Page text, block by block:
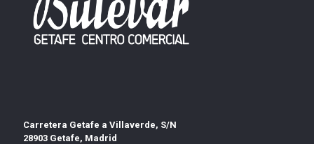
Carretera Getafe a Villaverde, S/N
28903 Getafe, Madrid